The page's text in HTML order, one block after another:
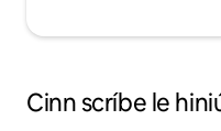
Cinn scríbe le